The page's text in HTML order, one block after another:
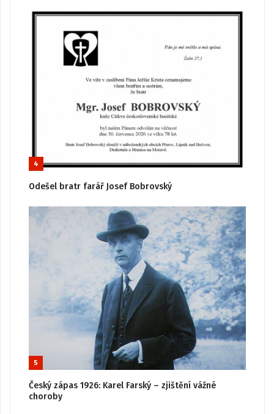
4
Odešel bratr farář Josef Bobrovský
5
Český zápas 1926: Karel Farský – zjištění vážné
choroby